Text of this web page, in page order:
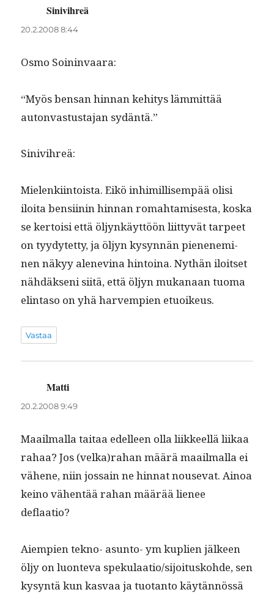
Sinivihreä
20.2.2008 8:44
Osmo Soin­in­vaara:
“Myös ben­san hin­nan kehi­tys läm­mit­tää
auton­va­s­tus­ta­jan sydäntä.”
Sinivihreä:
Mie­lenki­in­toista. Eikö inhimil­lisem­pää olisi
iloi­ta ben­si­inin hin­nan rom­ah­tamis­es­ta, kos­ka
se ker­toisi että öljynkäyt­töön liit­tyvät tarpeet
on tyy­dytet­ty, ja öljyn kysyn­nän pienen­e­m­i­
nen näkyy alenev­ina hin­toina. Nythän iloit­set
nähdäk­seni siitä, että öljyn mukanaan tuo­ma
elin­ta­so on yhä harvem­pi­en etuoikeus.
Vastaa
Matti
20.2.2008 9:49
Maail­mal­la taitaa edelleen olla liik­keel­lä liikaa
rahaa? Jos (velka)rahan määrä maail­mal­la ei
vähene, niin jos­sain ne hin­nat nou­se­vat. Ain­oa
keino vähen­tää rahan määrää lie­nee
deflaatio?
Aiem­pi­en tekno- asun­to- ym kuplien jäl­keen
öljy on luon­te­va spekulaatio/sijoituskohde, sen
kysyn­tä kun kas­vaa ja tuotan­to käytän­nössä